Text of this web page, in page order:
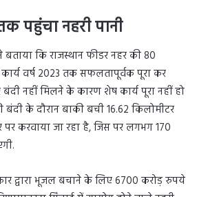
पहुंचा नहरी पानी
बताया कि राजस्थान फीडर नहर की 80
वर्ष 2023 तक सफलतापूर्वक पूरा कर
नहीं मिलने के कारण शेष कार्य पूरा नहीं हो
के दौरान बाकी बची 16.62 किलोमीटर
पर करवाया जा रहा है, जिस पर लगभग 170
द्वारा भूजल बचाने के लिए 6700 करोड़ रुपये